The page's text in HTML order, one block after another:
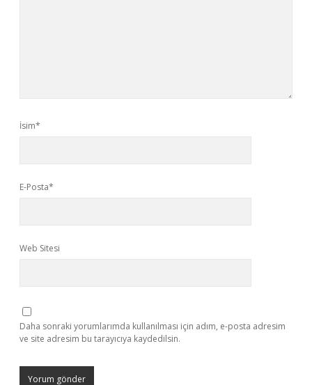
İsim*
E-Posta*
Web Sitesi
Daha sonraki yorumlarımda kullanılması için adım, e-posta adresim
ve site adresim bu tarayıcıya kaydedilsin.